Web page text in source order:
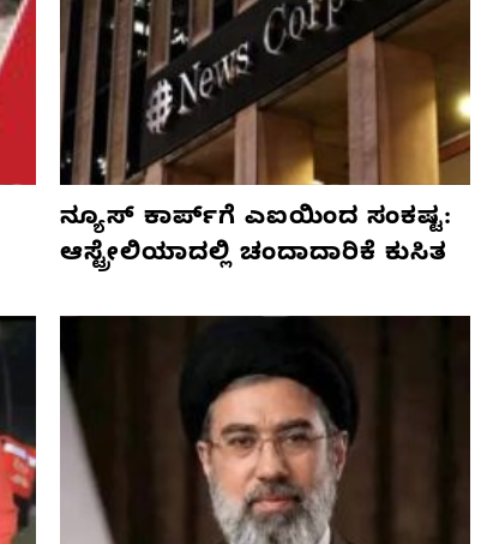
ನ್ಯೂಸ್ ಕಾರ್ಪ್‌ಗೆ ಎಐಯಿಂದ ಸಂಕಷ್ಟ:
ಆಸ್ಟ್ರೇಲಿಯಾದಲ್ಲಿ ಚಂದಾದಾರಿಕೆ ಕುಸಿತ